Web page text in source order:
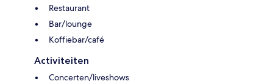
Restaurant
Bar/lounge
Koffiebar/café
Activiteiten
Concerten/liveshows